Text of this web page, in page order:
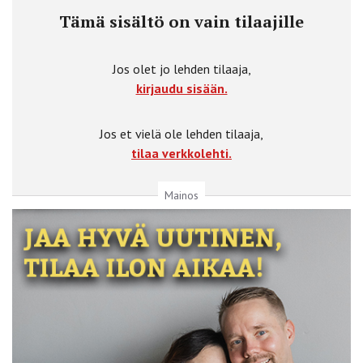
Tämä sisältö on vain tilaajille
Jos olet jo lehden tilaaja,
kirjaudu sisään.
Jos et vielä ole lehden tilaaja,
tilaa verkkolehti.
Mainos